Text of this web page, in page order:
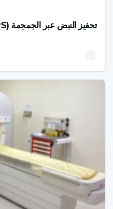
تحفيز النبض عبر الجمجمة (TPS)